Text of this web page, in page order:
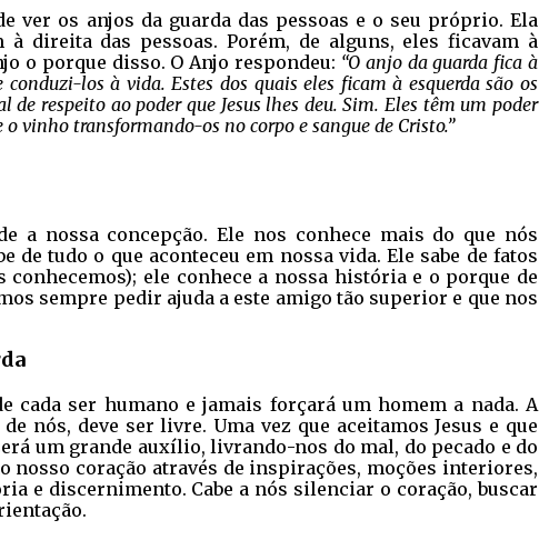
ver os anjos da guarda das pessoas e o seu próprio. Ela
à direita das pessoas. Porém, de alguns, eles ficavam à
o porque disso. O Anjo respondeu: “O anjo da guarda fica à
los à vida. Estes dos quais eles ficam à esquerda são os
de respeito ao poder que Jesus lhes deu. Sim. Eles têm um poder
vinho transformando-os no corpo e sangue de Cristo.”
a nossa concepção. Ele nos conhece mais do que nós
de tudo o que aconteceu em nossa vida. Ele sabe de fatos
ele conhece a nossa história e o porque de
sempre pedir ajuda a este amigo tão superior e que nos
cada ser humano e jamais forçará um homem a nada. A
nós, deve ser livre. Uma vez que aceitamos Jesus e que
um grande auxílio, livrando-nos do mal, do pecado e do
nosso coração através de inspirações, moções interiores,
e discernimento. Cabe a nós silenciar o coração, buscar